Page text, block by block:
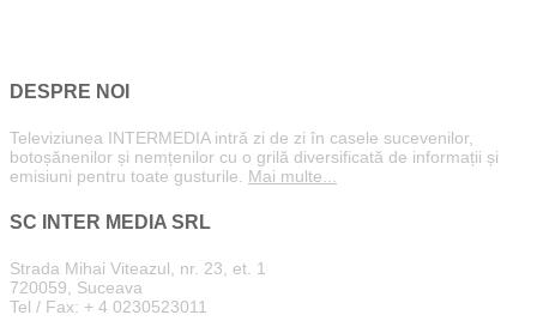
DESPRE NOI
Televiziunea INTERMEDIA intră zi de zi în casele sucevenilor,
botoșănenilor și nemțenilor cu o grilă diversificată de informații și
emisiuni pentru toate gusturile. Mai multe...
SC INTER MEDIA SRL
Strada Mihai Viteazul, nr. 23, et. 1
720059, Suceava
Tel / Fax: + 4 0230523011